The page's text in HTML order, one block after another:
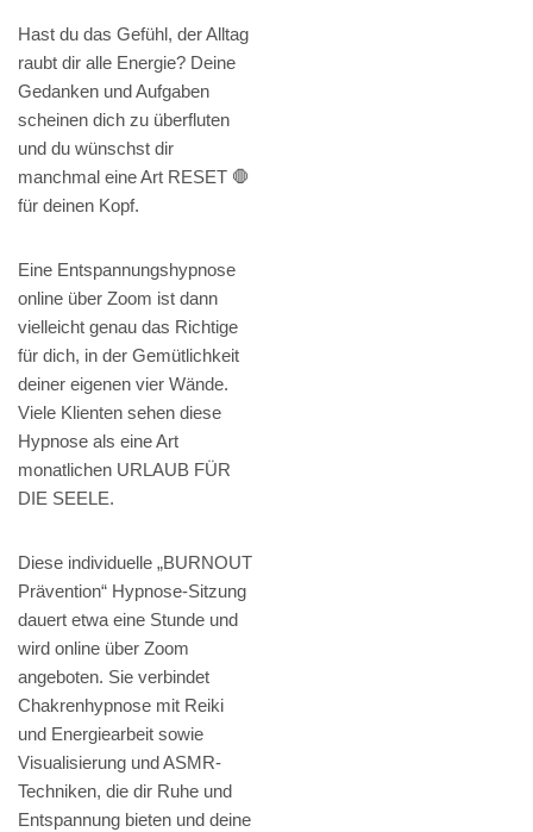
Hast du das Gefühl, der Alltag
raubt dir alle Energie? Deine
Gedanken und Aufgaben
scheinen dich zu überfluten
und du wünschst dir
manchmal eine Art RESET 🛑
für deinen Kopf.
Eine Entspannungshypnose
online über Zoom ist dann
vielleicht genau das Richtige
für dich, in der Gemütlichkeit
deiner eigenen vier Wände.
Viele Klienten sehen diese
Hypnose als eine Art
monatlichen URLAUB FÜR
DIE SEELE.
Diese individuelle „BURNOUT
Prävention“ Hypnose-Sitzung
dauert etwa eine Stunde und
wird online über Zoom
angeboten. Sie verbindet
Chakrenhypnose mit Reiki
und Energiearbeit sowie
Visualisierung und ASMR-
Techniken, die dir Ruhe und
Entspannung bieten und deine